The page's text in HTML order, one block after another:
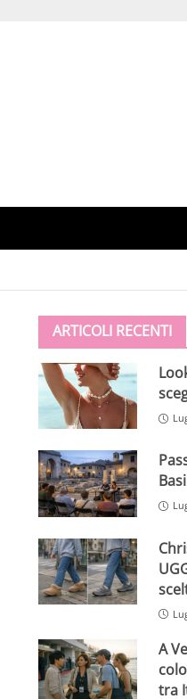
ARTICOLI RECENTI
A
tra